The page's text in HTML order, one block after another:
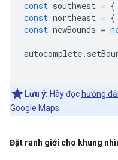
const southwest = {
const northeast = {
const newBounds =
autocomplete.
Lưu ý: Hãy đọc hướng
Google Maps.
Đặt ranh giới cho khung